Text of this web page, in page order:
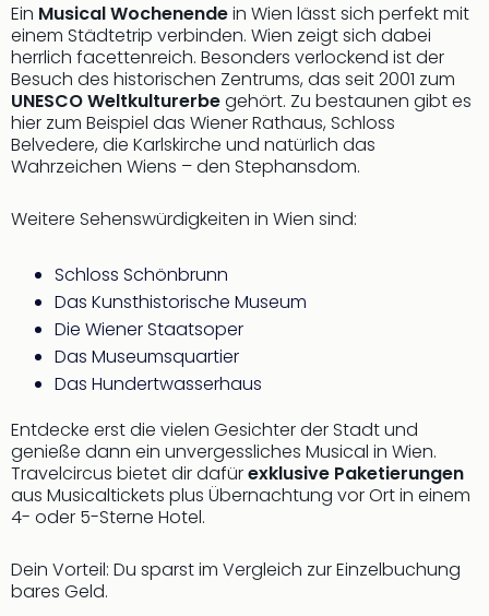
Ein Musical Wochenendein Wien lässt sich perfekt mit
einem Städtetrip verbinden. Wien zeigt sich dabei
herrlich facettenreich. Besonders verlockend ist der
Besuch des historischen Zentrums, das seit 2001 zum
UNESCO Weltkulturerbegehört. Zu bestaunen gibt es
hier zum Beispiel das Wiener Rathaus, Schloss
Belvedere, die Karlskirche und natürlich das
Wahrzeichen Wiens – den Stephansdom.
Weitere Sehenswürdigkeiten in Wien sind:
Schloss Schönbrunn
Das Kunsthistorische Museum
Die Wiener Staatsoper
Das Museumsquartier
Das Hundertwasserhaus
Entdecke erst die vielen Gesichter der Stadt und
genieße dann ein unvergessliches Musical in Wien.
Travelcircus bietet dir dafürexklusive Paketierungen
aus Musicaltickets plus Übernachtung vor Ort in einem
4- oder 5-Sterne Hotel.
Dein Vorteil: Du sparst im Vergleich zur Einzelbuchung
bares Geld.